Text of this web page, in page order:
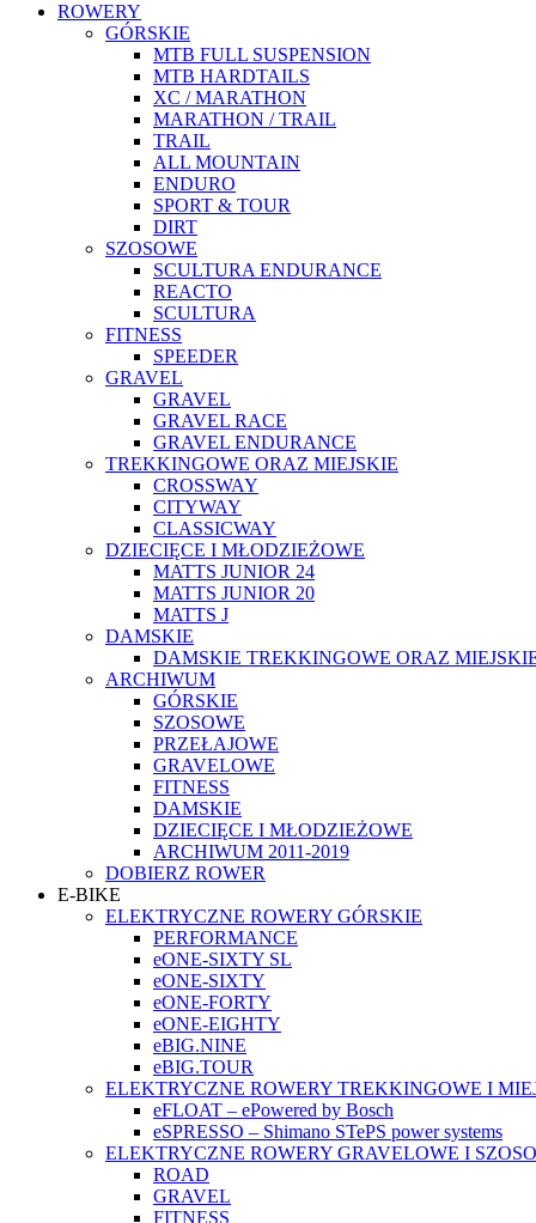
ROWERY
GÓRSKIE
MTB FULL SUSPENSION
MTB HARDTAILS
XC / MARATHON
MARATHON / TRAIL
TRAIL
ALL MOUNTAIN
ENDURO
SPORT & TOUR
DIRT
SZOSOWE
SCULTURA ENDURANCE
REACTO
SCULTURA
FITNESS
SPEEDER
GRAVEL
GRAVEL
GRAVEL RACE
GRAVEL ENDURANCE
TREKKINGOWE ORAZ MIEJSKIE
CROSSWAY
CITYWAY
CLASSICWAY
DZIECIĘCE I MŁODZIEŻOWE
MATTS JUNIOR 24
MATTS JUNIOR 20
MATTS J
DAMSKIE
DAMSKIE TREKKINGOWE ORAZ
ARCHIWUM
GÓRSKIE
SZOSOWE
PRZEŁAJOWE
GRAVELOWE
FITNESS
DAMSKIE
DZIECIĘCE I MŁODZIEŻOWE
ARCHIWUM 2011-2019
DOBIERZ ROWER
E-BIKE
ELEKTRYCZNE ROWERY GÓRSKIE
PERFORMANCE
eONE-SIXTY SL
eONE-SIXTY
eONE-FORTY
eONE-EIGHTY
eBIG.NINE
eBIG.TOUR
ELEKTRYCZNE ROWERY TREKKINGOWE I
eFLOAT – ePowered by Bosch
eSPRESSO – Shimano STePS power systems
ELEKTRYCZNE ROWERY GRAVELOWE I
ROAD
GRAVEL
FITNESS